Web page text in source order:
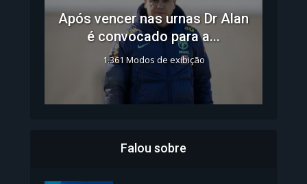
Após vencer nas urnas Dr Alan
é convocado para a...
1.361 Modos de exibição
Falou sobre